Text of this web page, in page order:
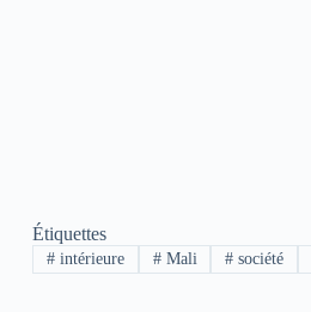
Étiquettes
#intérieure #Mali # société